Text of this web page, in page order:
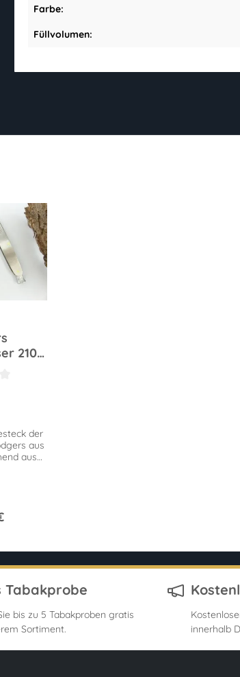
Farbe:
Füllvolumen:
210
der
aus
aus
Tabakprobe
bis zu 5 Tabakproben gratis
Sortiment.
innerhalb